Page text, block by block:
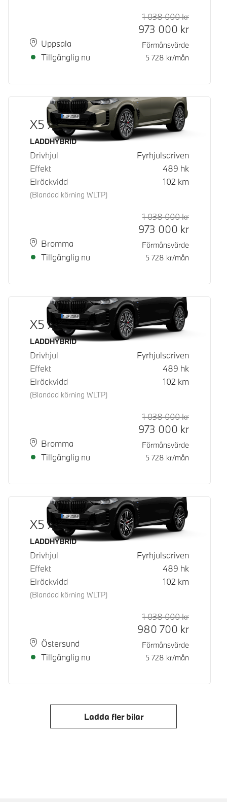
PlatsUppsala
Leveranstid
Tillgänglig nu
Rek. ord
1 038 000kr
973 000 kr
Förmånsvärde
5 728 kr/mån
X5 xDrive50e
Bränsle
LADDHYBRID
Drivhjul
Fyrhjulsdriven
Effekt
489 hk
Elräckvidd
(Blandad körning WLTP)
102 km
PlatsBromma
Leveranstid
Tillgänglig nu
Rek. ord
1 038 000kr
973 000 kr
Förmånsvärde
5 728 kr/mån
X5 xDrive50e
Bränsle
LADDHYBRID
Drivhjul
Fyrhjulsdriven
Effekt
489 hk
Elräckvidd
(Blandad körning WLTP)
102 km
PlatsBromma
Leveranstid
Tillgänglig nu
Rek. ord
1 038 000kr
973 000 kr
Förmånsvärde
5 728 kr/mån
X5 xDrive50e
Bränsle
LADDHYBRID
Drivhjul
Fyrhjulsdriven
Effekt
489 hk
Elräckvidd
(Blandad körning WLTP)
102 km
PlatsÖstersund
Leveranstid
Tillgänglig nu
Rek. ord
1 038 000kr
980 700 kr
Förmånsvärde
5 728 kr/mån
Ladda fler bilar